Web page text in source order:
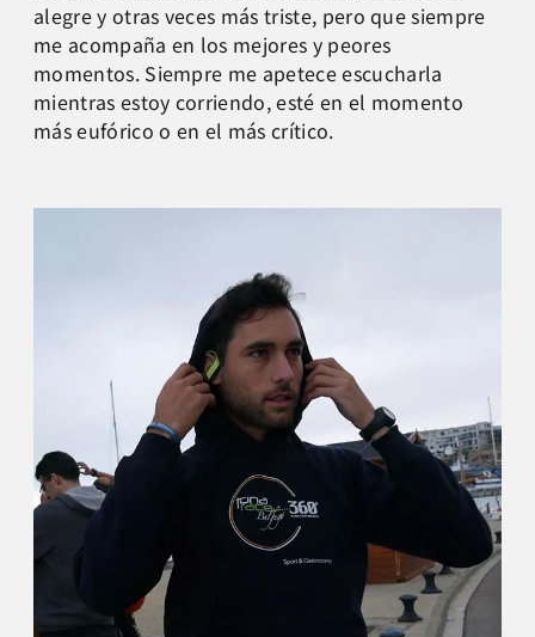
alegre y otras veces más triste, pero que siempre
me acompaña en los mejores y peores
momentos. Siempre me apetece escucharla
mientras estoy corriendo, esté en el momento
más eufórico o en el más crítico.